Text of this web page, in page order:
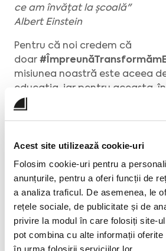
Acest site utilizează cookie-uri
Folosim cookie-uri pentru a
anunțurile, pentru a oferi funcții de
a analiza traficul. De asemenea, le
rețele sociale, de publicitate și de
privire la modul în care folosiți site-
pot combina cu alte informații
în urma folosirii serviciilor lor.
ce am învățat la școală"
Albert Einstein
Pentru că noi credem că
doar
misiunea noastră este aceea
educația, iar pentru aceasta,
permanent comunicarea dintre
Astfel, atunci când am creat
folos pentru aceștia.
1. Accesibilitatea – astfel încât
accesat de oriunde, de pe
indiferent că părintele se află
mijloc de transport, în trafic